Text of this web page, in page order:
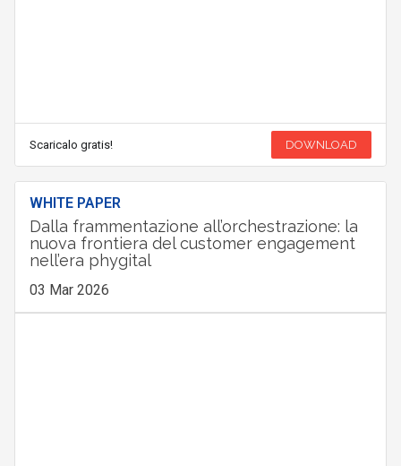
Scaricalo gratis! DOWNLOAD
WHITE PAPER
Dalla frammentazione all’orchestrazione: la
nuova frontiera del customer engagement
nell’era phygital
03 Mar 2026